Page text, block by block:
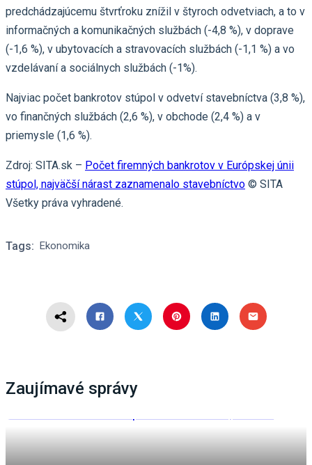
predchádzajúcemu štvrťroku znížil v štyroch odvetviach, a to v
informačných a komunikačných službách (-4,8 %), v doprave
(-1,6 %), v ubytovacích a stravovacích službách (-1,1 %) a vo
vzdelávaní a sociálnych službách (-1%).
Najviac počet bankrotov stúpol v odvetví stavebníctva (3,8 %),
vo finančných službách (2,6 %), v obchode (2,4 %) a v
priemysle (1,6 %).
Zdroj: SITA.sk – Počet firemných bankrotov v Európskej únii
stúpol, najväčší nárast zaznamenalo stavebníctvo © SITA
Všetky práva vyhradené.
Tags: Ekonomika
Zaujímavé správy